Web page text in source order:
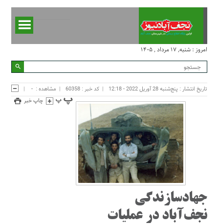
امروز : شنبه, ۱۷ مرداد , ۱۴۰۵
تاریخ انتشار : پنج‌شنبه 28 آوریل 2022 - 12:18 کد خبر : 60358 مشاهده : -
چاپ خبر
جهادسازندگی
نجف‌آباد در عملیات